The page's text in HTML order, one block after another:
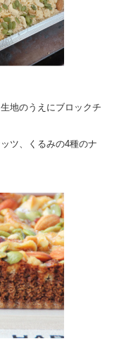
地のうえにブロックチ
ツ、くるみの4種のナ